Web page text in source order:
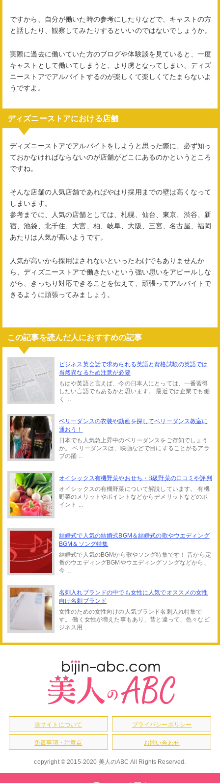
ですから、自分が働いた時の参考にしたりなどで、キャストの方
と話したり、観察してみたりするといいのではないでしょうか。
実際に過去に働いていた方のブログや体験談を見ていると、一度
キャストとして働いてしまうと、より虜となってしまい、ディズ
ニーストアでアルバイトするのが楽しくて楽しくてたまらないよ
うですよ。
ディズニーストアにおける店舗
ディズニーストアでアルバイトをしようと思った際に、必ず知っ
ておかなければならないのが店舗がどこにあるのかというところ
ですね。
そんな店舗の人気店舗であればやはり採用までの壁は高くなって
しまいます。
参考までに、人気の店舗としては、札幌、仙台、東京、渋谷、新
宿、池袋、北千住、大宮、柏、岐阜、大阪、三宮、名古屋、福岡
あたりは人気が高いようです。
人気が高いから採用はされないといったわけでもありませんか
ら、ディズニーストアで働きたいという強い思いをアピールしな
がら、きっちり対応できることを伝えて、頑張ってアルバイトで
きるように頑張ってみましょう。
この記事を読んだ人におすすめの記事
ビジネス英会話で求められる英語と資格試験の英語では
当然異なるため注意が必要
もはや英語と言えば、今の日本人にとっては、一番習得
したい言語でもあるかと思います。 最近では企業でも働
く ...
ベリーダンスの衣装や動画を探してベリーダンス教室に
通おう！
日本でも人気急上昇中のベリーダンスをご存知でしょう
か。 ベリーダンスは、映画などで目にすることがるアラ
ブの踊 ...
オイシックス有機野菜やおせち・B級野菜の口コミや評判
オイシックスの有機野菜について解説しています。 有機
野菜のメリットやポイントなどからデメリットなどのポ
イント ...
結婚式で人気の結婚式BGM＆結婚式の歌やウエディング
BGM＆ソング特集
結婚式で人気のBGMから歌やソング特集です！ 昔から定
番のウエディングBGMやウエディングソングなどから、
今 ...
名刺入れブランドの中でも女性に人気でオススメの女性
向け名刺ブランド
女性のための女性向けの人気ブランド名刺入れ特集で
す。 働く女性が増えた事もあり、昔と違って、色々なビ
ジネス用 ...
当サイトについて プライバシーポリシー
免責事項・注意点 お問い合わせ
copyright © 2015-2020 美人のABC All Rights Reserved.